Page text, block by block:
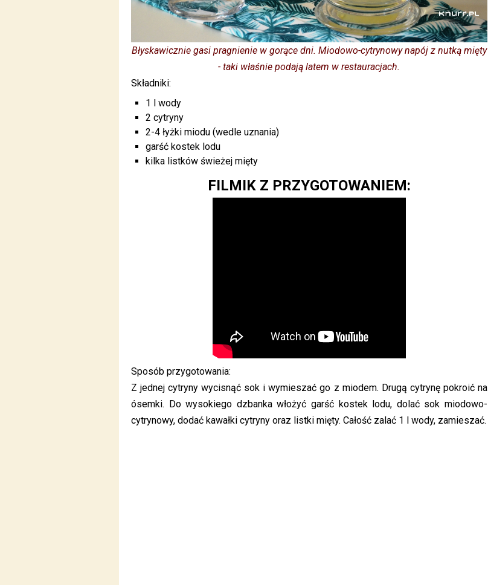
Błyskawicznie gasi pragnienie w gorące dni. Miodowo-cytrynowy napój z nutką mięty
- taki właśnie podają latem w restauracjach.
Składniki:
1 l wody
2 cytryny
2-4 łyżki miodu (wedle uznania)
garść kostek lodu
kilka listków świeżej mięty
FILMIK Z PRZYGOTOWANIEM:
Sposób przygotowania:
Z jednej cytryny wycisnąć sok i wymieszać go z miodem. Drugą cytrynę pokroić na
ósemki. Do wysokiego dzbanka włożyć garść kostek lodu, dolać sok miodowo-
cytrynowy, dodać kawałki cytryny oraz listki mięty. Całość zalać 1 l wody, zamieszać.